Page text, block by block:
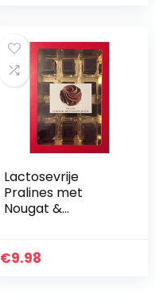
Lactosevrije
Pralines met
Nougat &
SCHOKOLADEN-
€9.98